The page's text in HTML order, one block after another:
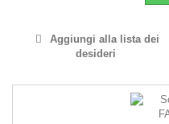
Aggiungi alla lista dei
desideri